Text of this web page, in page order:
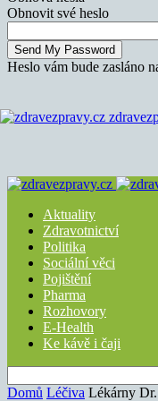
Obnovit své heslo
Heslo vám bude zasláno
Aktuality
Zdravotnictví
Politika
Sociální věci
Pojištění
Pharma
Rozhovory
E-Health
Ke kávě i čaji
Domů Léčiva Lékárny